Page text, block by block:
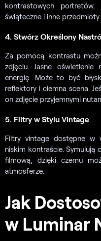
kontrastowych portretów.
świąteczne i inne
4. Stwórz Określony
Za pomocą kontrastu
zdjęciu. Jasne
energię. Może to być
reflektory i ciemna scena.
on zdjęcie przyjemnymi
5. Filtry w Stylu Vintage
Filtry vintage dostępne w
niskim kontraście. Symulują
filmową, dzięki czemu
atmosferze.
Jak
w Luminar